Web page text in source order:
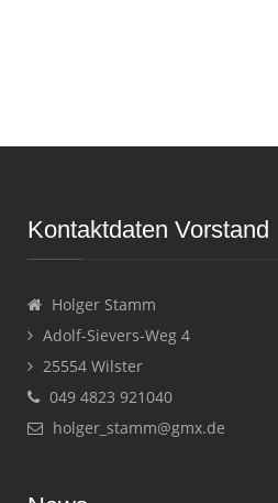
Kontaktdaten Vorstand
Holger Stamm
Adolf-Sievers-Weg 4
25554 Wilster
049 4823 921040
holger_stamm@gmx.de